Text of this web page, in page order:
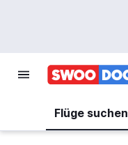
Flüge suchen